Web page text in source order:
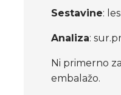
Sestavine:
Analiza:
Ni primerno
embalažo.